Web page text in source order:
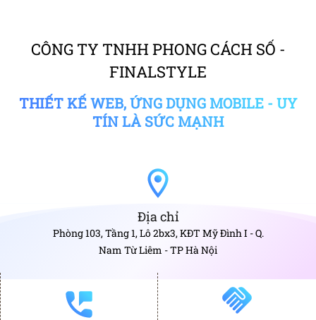
CÔNG TY TNHH PHONG CÁCH SỐ -
FINALSTYLE
THIẾT KẾ WEB, ỨNG DỤNG MOBILE - UY
TÍN LÀ SỨC MẠNH
Địa chỉ
Phòng 103, Tầng 1, Lô 2bx3, KĐT Mỹ Đình I - Q.
Nam Từ Liêm - TP Hà Nội